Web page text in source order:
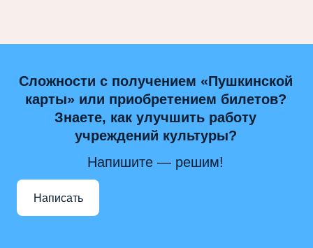
Сложности с получением «Пушкинской
карты» или приобретением билетов?
Знаете, как улучшить работу
учреждений культуры?
Напишите — решим!
Написать